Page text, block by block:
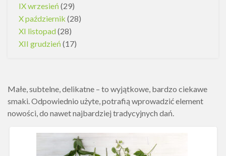
IX wrzesień (29)
X październik (28)
XI listopad(28)
XII grudzień (17)
Małe, subtelne, delikatne – to wyjątkowe, bardzo ciekawe
smaki. Odpowiednio użyte, potrafią wprowadzić element
nowości, do nawet najbardziej tradycyjnych dań.